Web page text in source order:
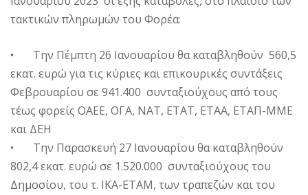
τακτικών πληρωμών του Φορέα:
• Την Πέμπτη 26 Ιανουαρίου θα καταβληθούν 560,5
εκατ. ευρώ για τις κύριες και επικουρικές συντάξεις
Φεβρουαρίου σε 941.400 συνταξιούχους από τους
τέως φορείς ΟΑΕΕ, ΟΓΑ, ΝΑΤ, ΕΤΑΤ, ΕΤΑΑ, ΕΤΑΠ-ΜΜΕ
και ΔΕΗ
• Την Παρασκευή 27 Ιανουαρίου θα καταβληθούν
802,4 εκατ. ευρώ σε 1.520.000 συνταξιούχους του
Δημοσίου, του τ. ΙΚΑ-ΕΤΑΜ, των τραπεζών και του